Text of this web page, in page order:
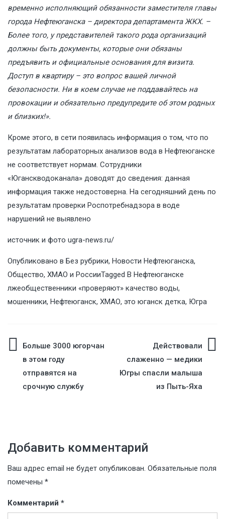
временно исполняющий обязанности заместителя главы
города Нефтеюганска – директора департамента ЖКХ. –
Более того, у представителей такого рода организаций
должны быть документы, которые они обязаны
предъявить и официальные основания для визита.
Доступ в квартиру – это вопрос вашей личной
безопасности. Ни в коем случае не поддавайтесь на
провокации и обязательно предупредите об этом родных
и близких!».
Кроме этого, в сети появилась информация о том, что по
результатам лабораторных анализов вода в Нефтеюганске
не соответствует нормам. Сотрудники
«Юганскводоканала» доводят до сведения: данная
информация также недостоверна. На сегодняшний день по
результатам проверки Роспотребнадзора в воде
нарушений не выявлено
источник и фото ugra-news.ru/
Опубликовано в Без рубрики, Новости Нефтеюганска,
Общество, ХМАО и РоссииTagged В Нефтеюганске
лжеобщественники «проверяют» качество воды,
мошенники, Нефтеюганск, ХМАО, это юганск детка, Югра
Навигация
по
записям
Больше 3000 югорчан
в этом году
отправятся на
срочную службу
Действовали
слаженно — медики
Югры спасли малыша
из Пыть-Яха
Добавить комментарий
Ваш адрес email не будет опубликован. Обязательные поля
помечены *
Комментарий *